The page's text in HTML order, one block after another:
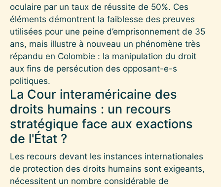
oculaire par un taux de réussite de 50%. Ces
éléments démontrent la faiblesse des preuves
utilisées pour une peine d’emprisonnement de 35
ans, mais illustre à nouveau un phénomène très
répandu en Colombie : la manipulation du droit
aux fins de persécution des opposant-e-s
politiques.
La Cour interaméricaine des
droits humains : un recours
stratégique face aux exactions
de l'État ?
Les recours devant les instances internationales
de protection des droits humains sont exigeants,
nécessitent un nombre considérable de